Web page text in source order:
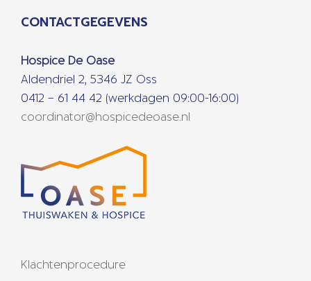
CONTACTGEGEVENS
Hospice De Oase
Aldendriel 2, 5346 JZ Oss
0412 – 61 44 42 (werkdagen 09:00-16:00)
coordinator@hospicedeoase.nl
Klachtenprocedure